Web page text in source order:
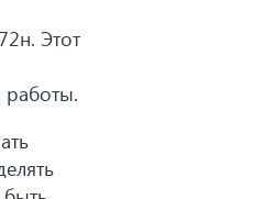
Этот
работы.